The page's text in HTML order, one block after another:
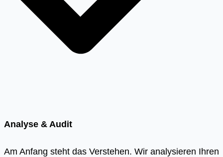
Analyse & Audit
Am Anfang steht das Verstehen. Wir analysieren Ihren